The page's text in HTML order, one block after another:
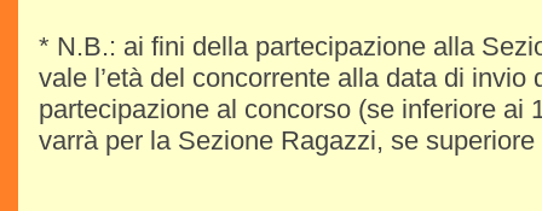
* N.B.: ai fini della partecipazione alla
vale l’età del concorrente alla data di invio
partecipazione al concorso (se inferiore ai
varrà per la Sezione Ragazzi, se